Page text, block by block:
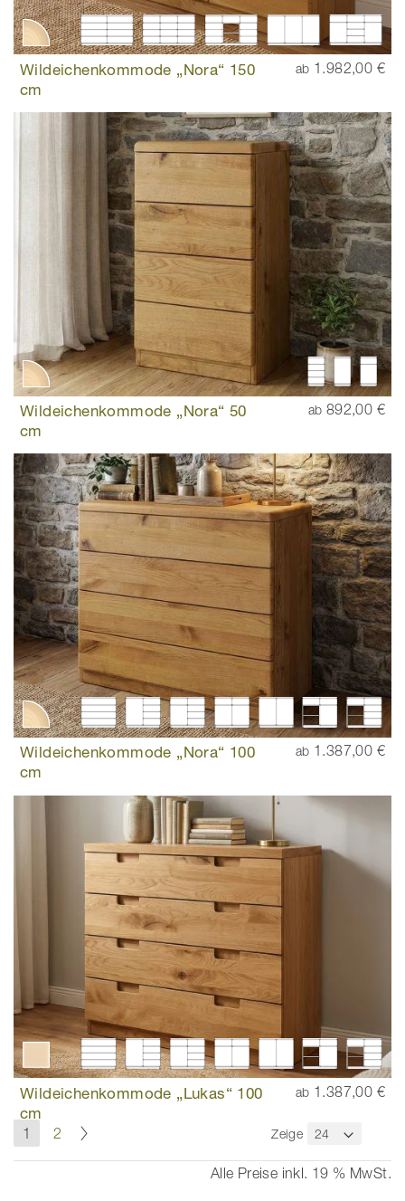
Wildeichenkommode „Nora“ 150
cm
ab 1.982,00 €
Wildeichenkommode „Nora“ 50
cm
ab 892,00 €
Wildeichenkommode „Nora“ 100
cm
ab 1.387,00 €
Wildeichenkommode „Lukas“ 100
cm
ab 1.387,00 €
Seite
Sie
lesen
gerade
1 Seite
2 Zeige
Alle Preise inkl. 19 % MwSt.